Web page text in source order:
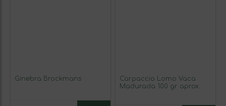
Ginebra Brockmans
Carpaccio Lomo Vaca
Madurada 100 gr aprox.